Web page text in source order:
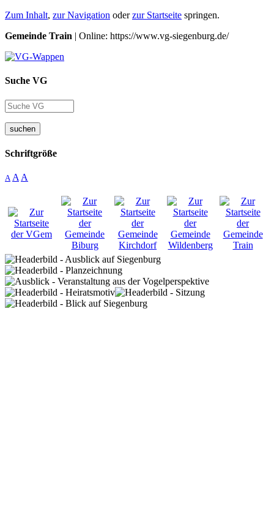
Zum Inhalt, zur Navigation oderzur Startseite springen.
Gemeinde Train | Online: https://www.vg-siegenburg.de/
Suche VG
suchen
Schriftgröße
A A A